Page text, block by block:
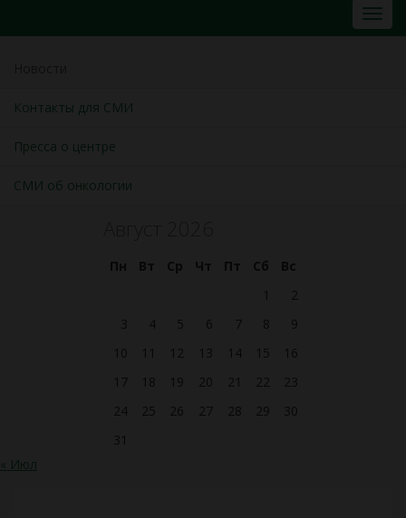
Контакты для СМИ
Пресса о центре
СМИ об онкологии
Пн Вт Ср Чт Пт Сб
Вс
1
2
3
4 5 6 7 8
9
10
11 12 13 14 15
16
17
18 19 20 21 22
23
24
25 26 27 28 29
30
31
« Июл